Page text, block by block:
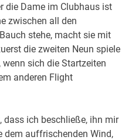
die Dame im Clubhaus ist
zwischen all den
stehe, macht sie mit
die zweiten Neun spiele
sich die Startzeiten
anderen Flight
dass ich beschließe, ihn mir
dem auffrischenden Wind,